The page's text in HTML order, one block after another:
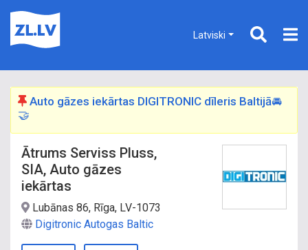
Latviski
Auto gāzes iekārtas DIGITRONIC dīleris Baltijā🚘
🤝
Ātrums Serviss Pluss,
SIA, Auto gāzes
iekārtas
Lubānas 86, Rīga, LV-1073
Digitronic Autogas Baltic